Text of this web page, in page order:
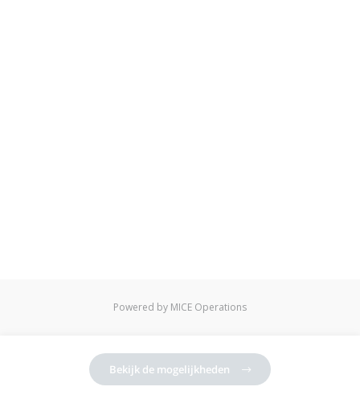
Powered by MICE Operations
Bekijk de mogelijkheden